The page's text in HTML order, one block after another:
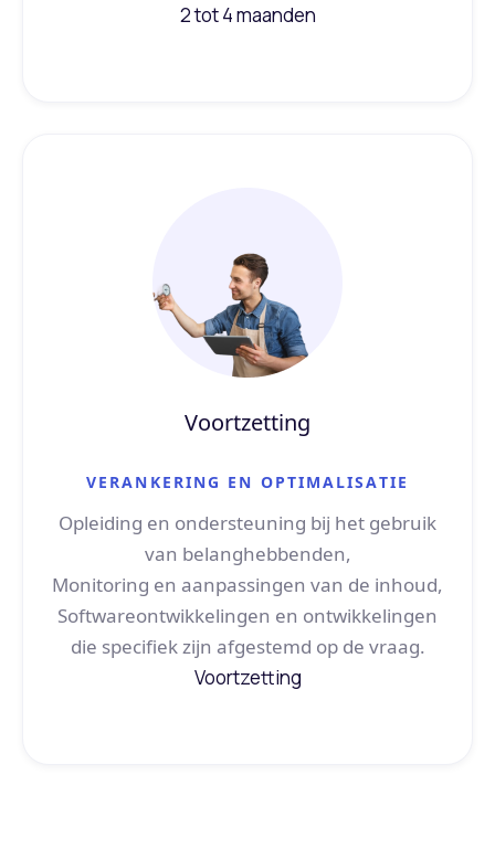
2 tot 4 maanden
Voortzetting
VERANKERING EN OPTIMALISATIE
Opleiding en ondersteuning bij het gebruik
van belanghebbenden,
Monitoring en aanpassingen van de inhoud,
Softwareontwikkelingen en ontwikkelingen
die specifiek zijn afgestemd op de vraag.
Voortzetting